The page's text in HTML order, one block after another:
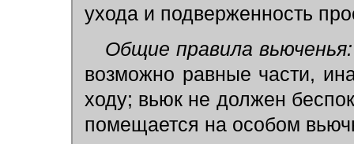
ухода и подверженность
Общие правила
возможно равные части,
ходу; вьюк не должен
помещается на особом